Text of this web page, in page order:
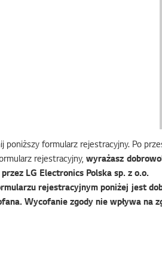
formularz rejestracyjny. Po
rejestracyjny,wyrażasz
LG Electronics Polska sp. z o.o.
rejestracyjnym poniżej jest
Wycofanie zgody nie wpływa